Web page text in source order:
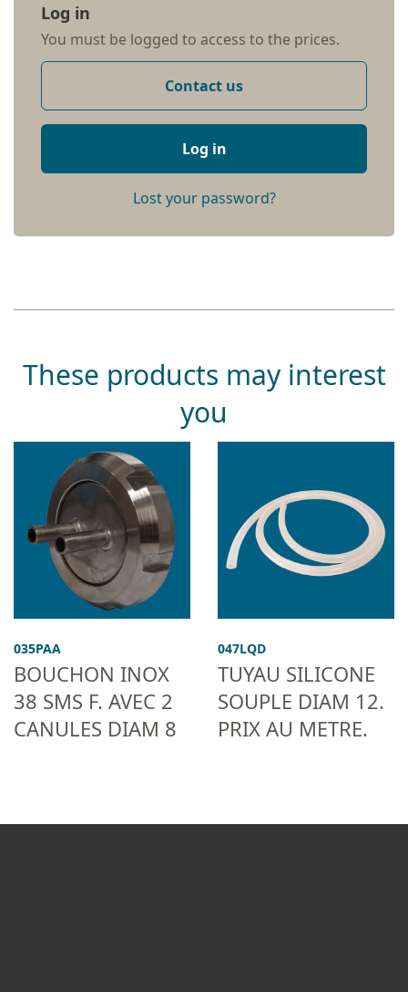
Log in
You must be logged to access to the prices.
Contact us
Log in
Lost your password?
These products may interest
you
035PAA
BOUCHON INOX
38 SMS F. AVEC 2
CANULES DIAM 8
047LQD
TUYAU SILICONE
SOUPLE DIAM 12.
PRIX AU METRE.